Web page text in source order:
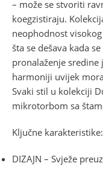
– može se stvoriti
koegzistiraju.
neophodnost
šta se dešava kada
pronalaženje
harmoniji uvijek
Svaki stil u kolekciji
mikrotorbom sa
Ključne karakteristike:
DIZAJN – Svježe